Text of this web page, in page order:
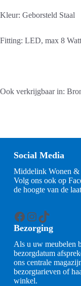
Kleur: Geborsteld Staal
Fitting: LED, max 8 Watt
Ook verkrijgbaar in:
Social Media
Middelink Wonen &
Volg ons ook op
de hoogte van de
Facebook
Instagram
TikTok
Bezorging
Als u uw meubelen
bezorgdatum
ons centrale
bezorgtarieven of
winkel.